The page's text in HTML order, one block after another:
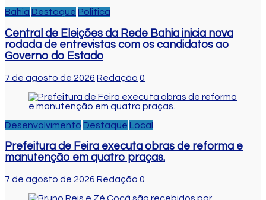
Bahia Destaque Politica
Central de Eleições da Rede Bahia inicia nova
rodada de entrevistas com os candidatos ao
Governo do Estado
7 de agosto de 2026 Redação 0
Desenvolvimento Destaque Local
Prefeitura de Feira executa obras de reforma e
manutenção em quatro praças.
7 de agosto de 2026 Redação 0